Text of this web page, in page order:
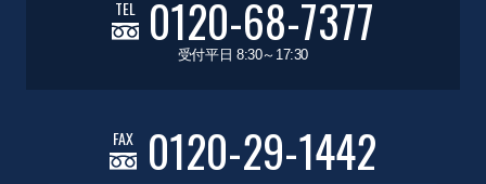
TEL 0120-68-7377
受付平日 8:30～17:30
FAX 0120-29-1442